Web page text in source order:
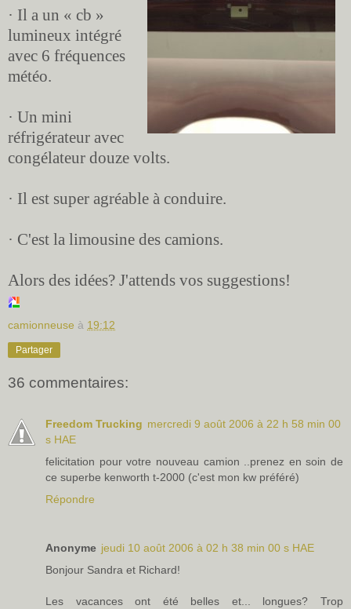
· Il a un « cb »
lumineux intégré
avec 6 fréquences
météo.
· Un mini
réfrigérateur avec
congélateur douze volts.
· Il est super agréable à conduire.
· C'est la limousine des camions.
Alors des idées? J'attends vos suggestions!
camionneuse à 19:12
Partager
36 commentaires:
Freedom Trucking mercredi 9 août 2006 à 22 h 58 min 00
s HAE
felicitation pour votre nouveau camion ..prenez en soin de
ce superbe kenworth t-2000 (c'est mon kw préféré)
Répondre
Anonyme jeudi 10 août 2006 à 02 h 38 min 00 s HAE
Bonjour Sandra et Richard!
Les vacances ont été belles et... longues? Trop